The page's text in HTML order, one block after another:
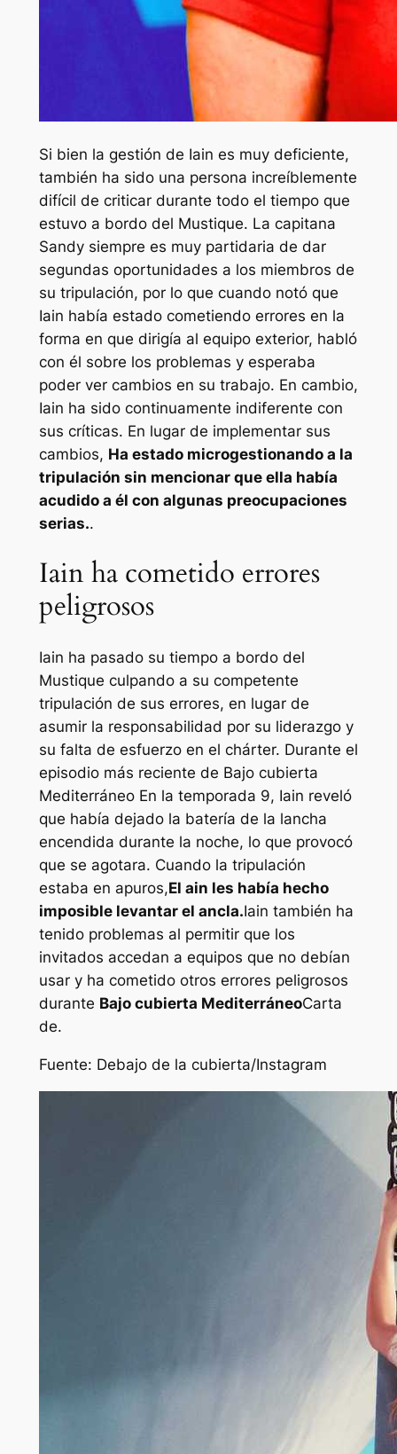
Si bien la gestión de Iain es muy deficiente,
también ha sido una persona increíblemente
difícil de criticar durante todo el tiempo que
estuvo a bordo del Mustique. La capitana
Sandy siempre es muy partidaria de dar
segundas oportunidades a los miembros de
su tripulación, por lo que cuando notó que
Iain había estado cometiendo errores en la
forma en que dirigía al equipo exterior, habló
con él sobre los problemas y esperaba
poder ver cambios en su trabajo. En cambio,
Iain ha sido continuamente indiferente con
sus críticas. En lugar de implementar sus
cambios, Ha estado microgestionando a la
tripulación sin mencionar que ella había
acudido a él con algunas preocupaciones
serias..
Iain ha cometido errores
peligrosos
Iain ha pasado su tiempo a bordo del
Mustique culpando a su competente
tripulación de sus errores, en lugar de
asumir la responsabilidad por su liderazgo y
su falta de esfuerzo en el chárter. Durante el
episodio más reciente de Bajo cubierta
Mediterráneo En la temporada 9, Iain reveló
que había dejado la batería de la lancha
encendida durante la noche, lo que provocó
que se agotara. Cuando la tripulación
estaba en apuros,El ain les había hecho
imposible levantar el ancla.Iain también ha
tenido problemas al permitir que los
invitados accedan a equipos que no debían
usar y ha cometido otros errores peligrosos
durante Bajo cubierta MediterráneoCarta
de.
Fuente: Debajo de la cubierta/Instagram